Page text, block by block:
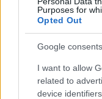
Purposes for
Opted Out
Google consents
I want to allow
related to
device
Hogy melyik a
helyzet leírására,
valami miatt
érdemes lenne
mert korántsem
29-én írt az Index
osztálykérdés a